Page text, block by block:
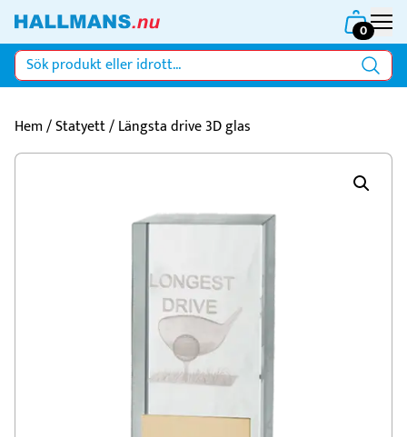
0
Hem/Statyett/ Längsta drive 3D glas